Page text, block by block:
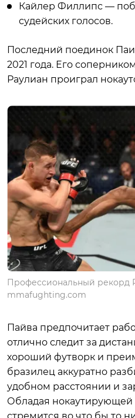
Кайлер Филлипс —
судейских голосов.
Последний поединок
2021 года. Его
Раулиан проиграл
Профессиональный рекорд
mmafughting.com
Пайва предпочитает
отлично следит за
хороший футворк и
бразилец аккуратно
удобном расстоянии и
Обладая